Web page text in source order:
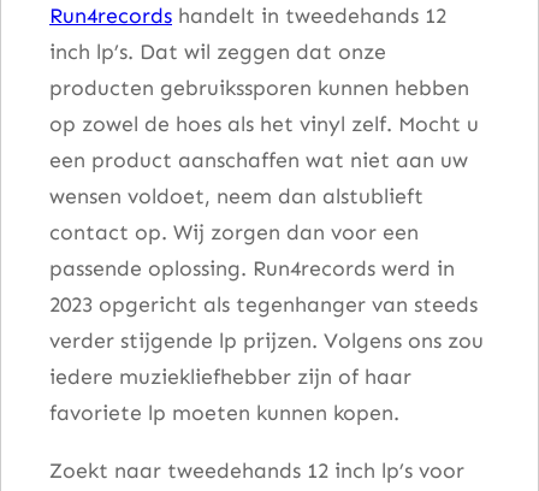
Run4records handelt in tweedehands 12
inch lp’s. Dat wil zeggen dat onze
producten gebruikssporen kunnen hebben
op zowel de hoes als het vinyl zelf. Mocht u
een product aanschaffen wat niet aan uw
wensen voldoet, neem dan alstublieft
contact op. Wij zorgen dan voor een
passende oplossing. Run4records werd in
2023 opgericht als tegenhanger van steeds
verder stijgende lp prijzen. Volgens ons zou
iedere muziekliefhebber zijn of haar
favoriete lp moeten kunnen kopen.
Zoekt naar tweedehands 12 inch lp’s voor